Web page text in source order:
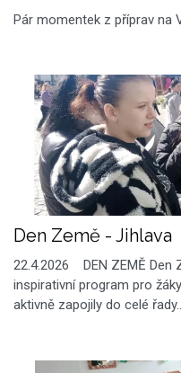
Pár momentek z příprav na
Den Země - Jihlava
22.4.2026 DEN ZEMĚ Den
inspirativní program pro
aktivně zapojily do celé